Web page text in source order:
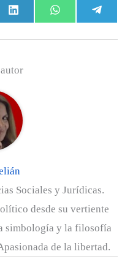
Compartir
en
L
i
k
d
I
n
Compartir
en
W
h
en
T
e
Sociales y Jurídicas.
desde su vertiente
simbología y la filosofía
de la libertad.